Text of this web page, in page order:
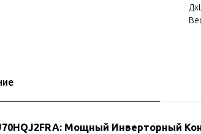
Мощный Инверторный